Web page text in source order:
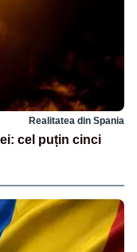
Realitatea din Spania
cel puțin cinci